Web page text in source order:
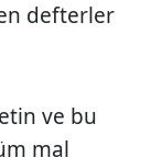
defterler
ve bu
mal